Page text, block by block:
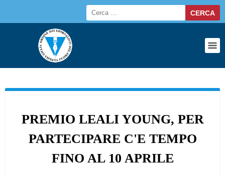
PREMIO LEALI YOUNG, PER
PARTECIPARE C'E TEMPO
FINO AL 10 APRILE